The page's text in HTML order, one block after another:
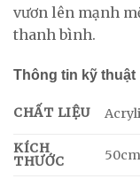
vươn lên mạnh
thanh bình.
Thông tin kỹ thuật
CHẤT LIỆU
KÍCH
THƯỚC